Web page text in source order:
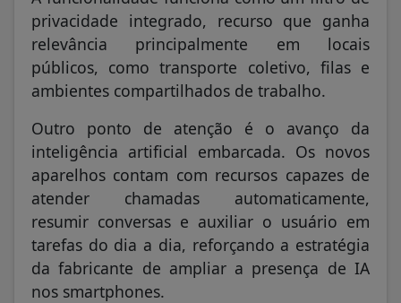
privacidade integrado, recurso que ganha
relevância principalmente em locais
públicos, como transporte coletivo, filas e
ambientes compartilhados de trabalho.
Outro ponto de atenção é o avanço da
inteligência artificial embarcada. Os novos
aparelhos contam com recursos capazes de
atender chamadas automaticamente,
resumir conversas e auxiliar o usuário em
tarefas do dia a dia, reforçando a estratégia
da fabricante de ampliar a presença de IA
nos smartphones.